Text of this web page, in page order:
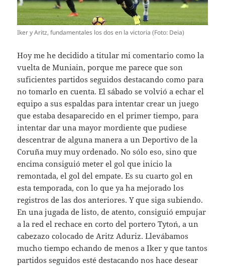
Iker y Aritz, fundamentales los dos en la victoria (Foto: Deia)
Hoy me he decidido a titular mi comentario como la
vuelta de Muniain, porque me parece que son
suficientes partidos seguidos destacando como para
no tomarlo en cuenta. El sábado se volvió a echar el
equipo a sus espaldas para intentar crear un juego
que estaba desaparecido en el primer tiempo, para
intentar dar una mayor mordiente que pudiese
descentrar de alguna manera a un Deportivo de la
Coruña muy muy ordenado. No sólo eso, sino que
encima consiguió meter el gol que inicio la
remontada, el gol del empate. Es su cuarto gol en
esta temporada, con lo que ya ha mejorado los
registros de las dos anteriores. Y que siga subiendo.
En una jugada de listo, de atento, consiguió empujar
a la red el rechace en corto del portero Tytoń, a un
cabezazo colocado de Aritz Aduriz. Llevábamos
mucho tiempo echando de menos a Iker y que tantos
partidos seguidos esté destacando nos hace desear